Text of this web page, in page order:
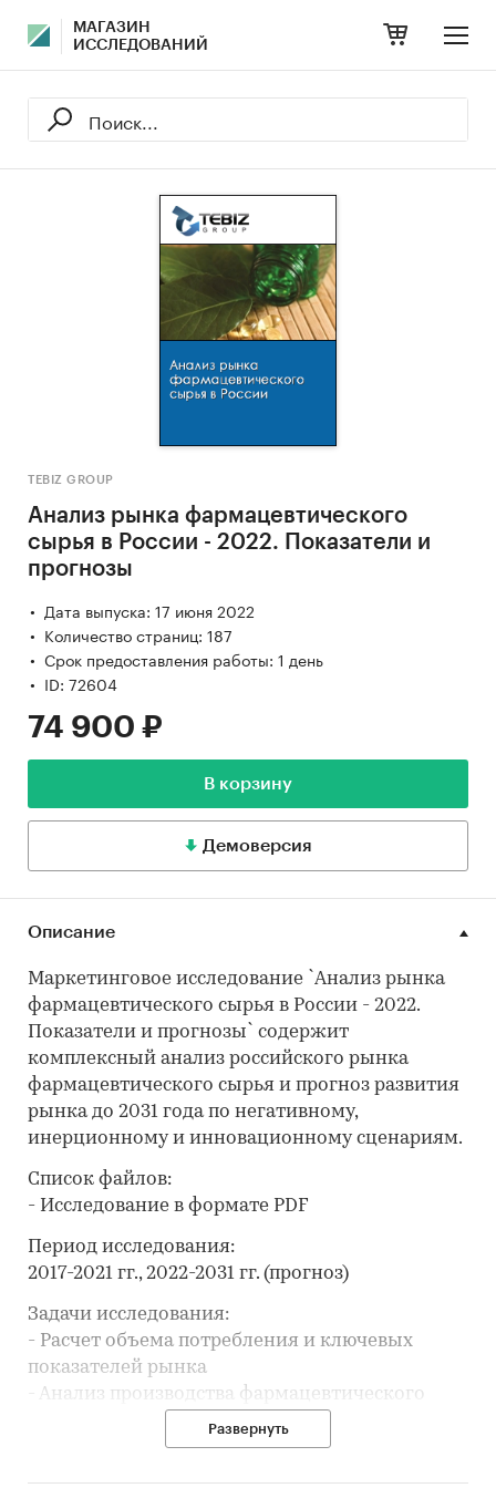
МАГАЗИН
ИССЛЕДОВАНИЙ
TEBIZ GROUP
Анализ рынка фармацевтического
сырья в России - 2022. Показатели и
прогнозы
Дата выпуска: 17 июня 2022
Количество страниц: 187
Срок предоставления работы: 1 день
ID: 72604
74 900 ₽
В корзину
Демоверсия
Описание
Маркетинговое исследование `Анализ рынка
фармацевтического сырья в России - 2022.
Показатели и прогнозы` содержит
комплексный анализ российского рынка
фармацевтического сырья и прогноз развития
рынка до 2031 года по негативному,
инерционному и инновационному сценариям.
Список файлов:
- Исследование в формате PDF
Период исследования:
2017-2021 гг., 2022-2031 гг. (прогноз)
Задачи исследования:
- Расчет объема потребления и ключевых
показателей рынка
- Анализ производства фармацевтического
- Составление рейтинга производителей
Развернуть